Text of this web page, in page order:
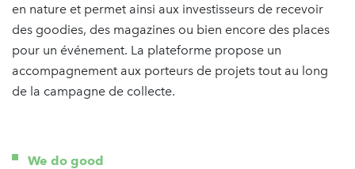
en nature et permet ainsi aux investisseurs de recevoir
des goodies, des magazines ou bien encore des places
pour un événement. La plateforme propose un
accompagnement aux porteurs de projets tout au long
de la campagne de collecte.
We do good